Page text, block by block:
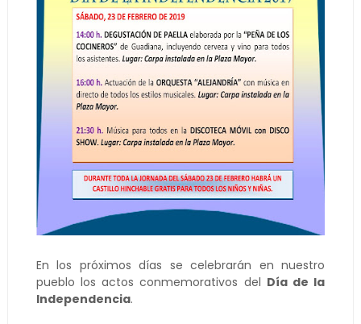
En los próximos días se celebrarán en nuestro
pueblo los actos conmemorativos del Día de la
Independencia.